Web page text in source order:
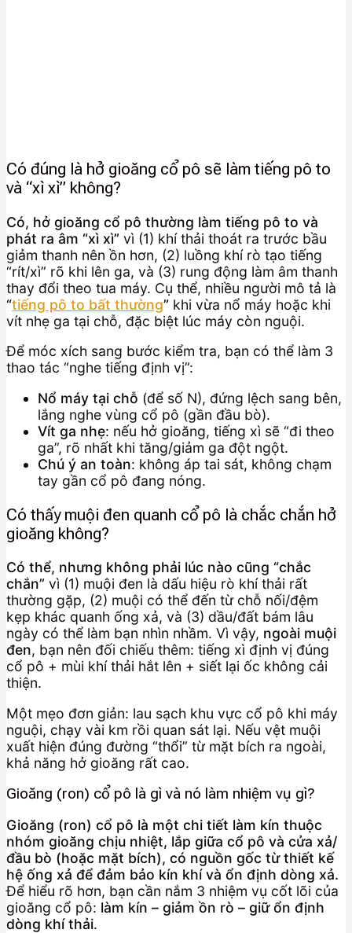
Có đúng là hở gioăng cổ pô sẽ làm tiếng pô to
và “xì xì” không?
Có, hở gioăng cổ pô thường làm tiếng pô to và
phát ra âm “xì xì” vì (1) khí thải thoát ra trước bầu
giảm thanh nên ồn hơn, (2) luồng khí rò tạo tiếng
“rít/xì” rõ khi lên ga, và (3) rung động làm âm thanh
thay đổi theo tua máy. Cụ thể, nhiều người mô tả là
“tiếng pô to bất thường” khi vừa nổ máy hoặc khi
vít nhẹ ga tại chỗ, đặc biệt lúc máy còn nguội.
Để móc xích sang bước kiểm tra, bạn có thể làm 3
thao tác “nghe tiếng định vị”:
Nổ máy tại chỗ (để số N), đứng lệch sang bên,
lắng nghe vùng cổ pô (gần đầu bò).
Vít ga nhẹ: nếu hở gioăng, tiếng xì sẽ “đi theo
ga”, rõ nhất khi tăng/giảm ga đột ngột.
Chú ý an toàn: không áp tai sát, không chạm
tay gần cổ pô đang nóng.
Có thấy muội đen quanh cổ pô là chắc chắn hở
gioăng không?
Có thể, nhưng không phải lúc nào cũng “chắc
chắn” vì (1) muội đen là dấu hiệu rò khí thải rất
thường gặp, (2) muội có thể đến từ chỗ nối/đệm
kẹp khác quanh ống xả, và (3) dầu/đất bám lâu
ngày có thể làm bạn nhìn nhầm. Vì vậy, ngoài muội
đen, bạn nên đối chiếu thêm: tiếng xì định vị đúng
cổ pô + mùi khí thải hắt lên + siết lại ốc không cải
thiện.
Một mẹo đơn giản: lau sạch khu vực cổ pô khi máy
nguội, chạy vài km rồi quan sát lại. Nếu vệt muội
xuất hiện đúng đường “thổi” từ mặt bích ra ngoài,
khả năng hở gioăng rất cao.
Gioăng (ron) cổ pô là gì và nó làm nhiệm vụ gì?
Gioăng (ron) cổ pô là một chi tiết làm kín thuộc
nhóm gioăng chịu nhiệt, lắp giữa cổ pô và cửa xả/
đầu bò (hoặc mặt bích), có nguồn gốc từ thiết kế
hệ ống xả để đảm bảo kín khí và ổn định dòng xả.
Để hiểu rõ hơn, bạn cần nắm 3 nhiệm vụ cốt lõi của
gioăng cổ pô: làm kín – giảm ồn rò – giữ ổn định
dòng khí thải.